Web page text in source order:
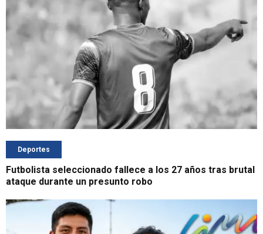
Deportes
Futbolista seleccionado fallece a los 27 años tras brutal
ataque durante un presunto robo